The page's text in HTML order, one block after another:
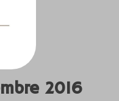
2016